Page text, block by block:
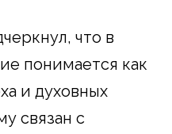
что в
понимается как
и духовных
связан с